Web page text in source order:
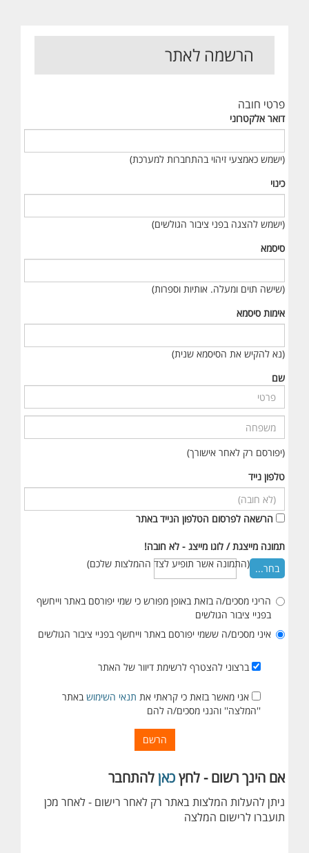
הרשמה לאתר
פרטי חובה
דואר אלקטרוני
(ישמש כאמצעי זיהוי בהתחברות למערכת)
כינוי
(ישמש להצגה בפני ציבור הגולשים)
סיסמא
(שישה תוים ומעלה. אותיות וספרות)
אימות סיסמא
(נא להקיש את הסיסמא שנית)
שם
(יפורסם רק לאחר אישורך)
טלפון נייד
הרשאה לפרסום הטלפון הנייד באתר
תמונה מייצגת / לוגו מייצג - לא חובה!
בחר... (התמונה אשר תופיע לצד ההמלצות שלכם)
הריני מסכים/ה בזאת באופן מפורש כי שמי יפורסם באתר וייחשף
בפניי ציבור הגולשים
איני מסכים/ה ששמי יפורסם באתר וייחשף בפניי ציבור הגולשים
ברצוני להצטרף לרשימת דיוור של האתר
אני מאשר בזאת כי קראתי את תנאי השימושבאתר
''המלצה'' והנני מסכים/ה להם
הרשם
אם הינך רשום - לחץכאןלהתחבר
ניתן להעלות המלצות באתר רק לאחר רישום - לאחר מכן
תועברו לרישום המלצה